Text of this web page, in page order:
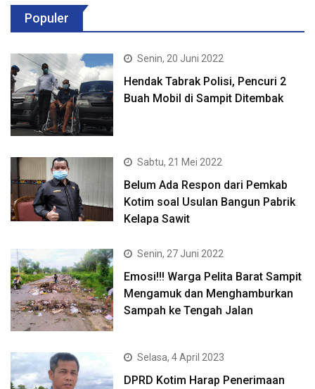
Populer
Senin, 20 Juni 2022
Hendak Tabrak Polisi, Pencuri 2
Buah Mobil di Sampit Ditembak
Sabtu, 21 Mei 2022
Belum Ada Respon dari Pemkab
Kotim soal Usulan Bangun Pabrik
Kelapa Sawit
Senin, 27 Juni 2022
Emosi!!! Warga Pelita Barat Sampit
Mengamuk dan Menghamburkan
Sampah ke Tengah Jalan
Selasa, 4 April 2023
DPRD Kotim Harap Penerimaan